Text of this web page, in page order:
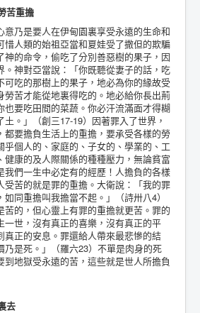
苦重擔
乃是要人在伊甸園裏享受永遠的生命和
惜人類的始祖亞當和夏娃受了撒但的欺騙
神的命令，偷吃了分別善惡樹的果子，因
。神對亞當說：「你既聽從妻子的話，吃
可吃的那樹上的果子，地必為你的緣故受
勞苦才能從地裏得吃的。地必給你長出荊
也要吃田間的菜蔬。你必汗流滿面才得糊
土。」（創三17-19）因著罪入了世界，
都要擔負生活上的重擔，要承受各樣的勞
乎個人的、家庭的、子女的、學業的、工
健康的及人際關係的種種壓力，無論貧富
我們一生中必定有的經歷！人擔負的各樣
受苦的就是罪的重擔。大衛說：「我的罪
同重擔叫我擔當不起。」（詩卅八4）
苦的，但心靈上有罪的重擔就更苦。罪的
一世，沒有真正的喜樂，沒有真正的平
真正的安息。罪還給人帶來最悲慘的結
乃是死。」（羅六23）不單是肉身的死
到地獄受永遠的苦，這些就是世人所擔負
去